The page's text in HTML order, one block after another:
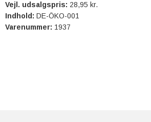
Vejl. udsalgspris: 28,95 kr.
Indhold: DE-ÖKO-001
Varenummer: 1937